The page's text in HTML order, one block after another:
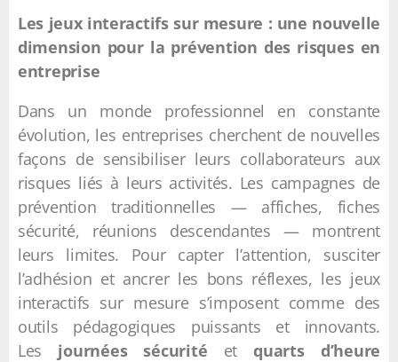
Les jeux interactifs sur mesure : une nouvelle
dimension pour la prévention des risques en
entreprise
Dans un monde professionnel en constante
évolution, les entreprises cherchent de nouvelles
façons de sensibiliser leurs collaborateurs aux
risques liés à leurs activités. Les campagnes de
prévention traditionnelles — affiches, fiches
sécurité, réunions descendantes — montrent
leurs limites. Pour capter l’attention, susciter
l’adhésion et ancrer les bons réflexes, les jeux
interactifs sur mesure s’imposent comme des
outils pédagogiques puissants et innovants.
Les journées sécurité et quarts d’heure